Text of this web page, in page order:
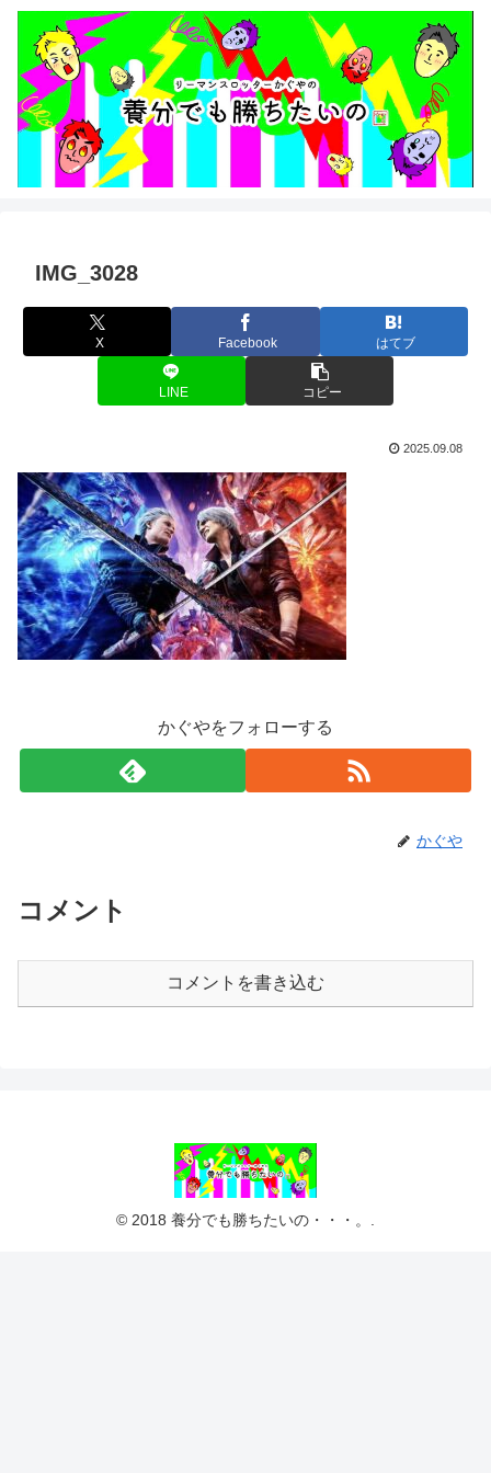
IMG_3028
X Facebook はてブ
LINE コピー
2025.09.08
かぐやをフォローする
かぐや
コメント
コメントを書き込む
© 2018 養分でも勝ちたいの・・・。.